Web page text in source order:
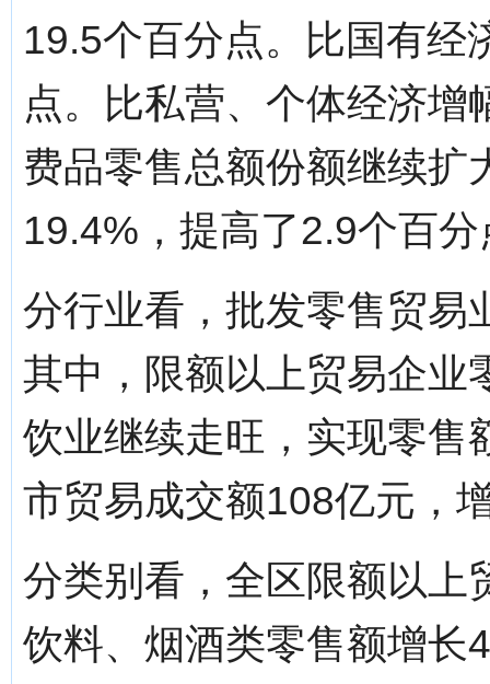
19.5个百分点。比国有经
点。比私营、个体经济
费品零售总额份额继续扩
19.4%，提高了2.9个百分
分行业看，批发零售贸易
其中，限额以上贸易企业
饮业继续走旺，实现零售
市贸易成交额108亿元，
分类别看，全区限额以上
饮料、烟酒类零售额增长